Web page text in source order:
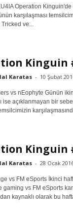
Operation Kinguin'de
karşılaşması
ve...
Kinguin
Karatas - 10 Şubat
vs nEophyte Günün
ise açıklanmayan bir
Kinguin
Karatas - 28 Ocak
vs FM eSports İkinci
gaming vs FM eSports
kaynaklı olarak bu